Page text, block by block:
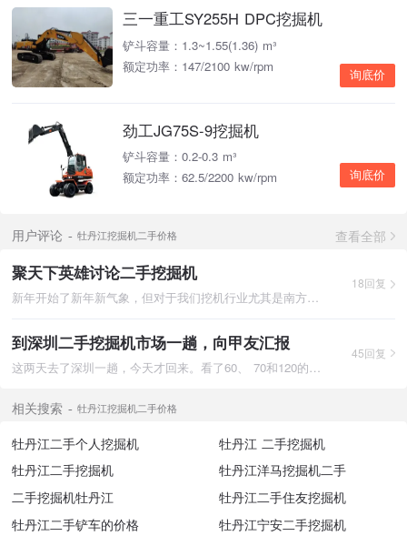
三一重工SY255H DPC挖掘机
铲斗容量：1.3~1.55(1.36) m³
额定功率：147/2100 kw/rpm
询底价
劲工JG75S-9挖掘机
铲斗容量：0.2-0.3 m³
额定功率：62.5/2200 kw/rpm
询底价
用户评论 牡丹江挖掘机二手价格 查看全部
聚天下英雄讨论二手挖掘机
新年开始了新年新气象，但对于我们挖机行业尤其是南方来说雨季也
18回复
到深圳二手挖掘机市场一趟，向甲友汇报
这两天去了深圳一趟，今天才回来。看了60、 70和120的。贵是不用
45回复
相关搜索 牡丹江挖掘机二手价格
牡丹江二手个人挖掘机
牡丹江 二手挖掘机
牡丹江二手挖掘机
牡丹江洋马挖掘机二手
二手挖掘机牡丹江
牡丹江二手住友挖掘机
牡丹江二手铲车的价格
牡丹江宁安二手挖掘机